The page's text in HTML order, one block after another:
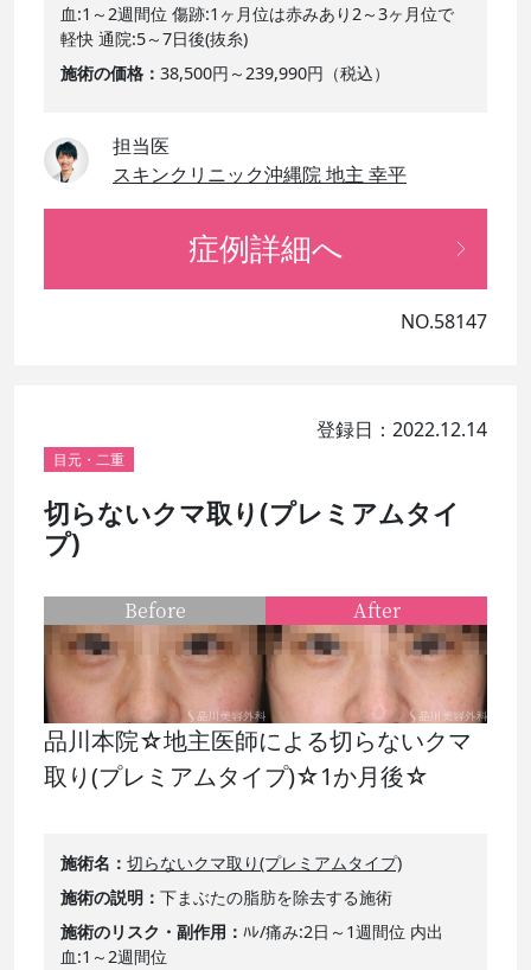
血:1～2週間位 傷跡:1ヶ月位は赤みあり2～3ヶ月位で
軽快 通院:5～7日後(抜糸)
施術の価格
38,500円～239,990円（税込）
担当医
スキンクリニック沖縄院 地主 幸平
症例詳細へ
NO.58147
登録日：2022.12.14
目元・二重
切らないクマ取り(プレミアムタイ
プ)
品川本院☆地主医師による切らないクマ
取り(プレミアムタイプ)☆1か月後☆
施術名
切らないクマ取り(プレミアムタイプ)
施術の説明
下まぶたの脂肪を除去する施術
施術のリスク・副作用
ﾊﾚ/痛み:2日～1週間位 内出
血:1～2週間位
Before After